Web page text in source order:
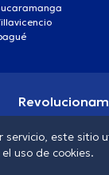
este sitio
uso de cookies.